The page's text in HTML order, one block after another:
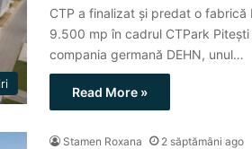
CTP a finalizat și predat o
9.500 mp în cadrul CTPark
compania germană DEHN, unul…
Read More »
Stamen Roxana 2 săptămâni ago